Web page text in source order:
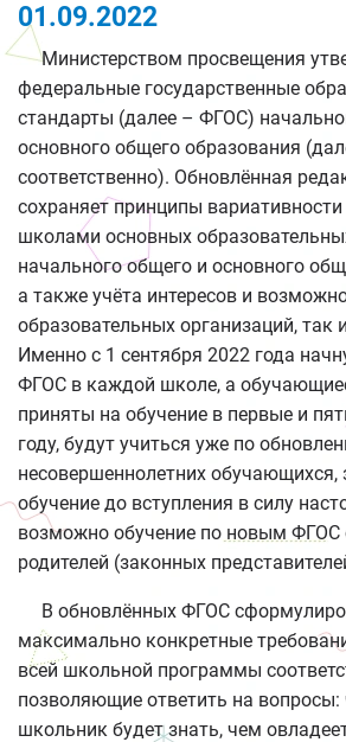
01.09.2022
Министерством просвещения
федеральные государственные
стандарты (далее – ФГОС)
основного общего образования
соответственно). Обновлённая
сохраняет принципы
школами основных
начального общего и основного
а также учёта интересов и
образовательных организаций, так
Именно с 1 сентября 2022 года
ФГОС в каждой школе, а
приняты на обучение в первые и
году, будут учиться уже по
несовершеннолетних обучающихся,
обучение до вступления в силу
возможно обучение по новым ФГОС
родителей (законных
В обновлённых ФГОС
максимально конкретные
всей школьной программы
позволяющие ответить на вопросы:
школьник будет знать, чем